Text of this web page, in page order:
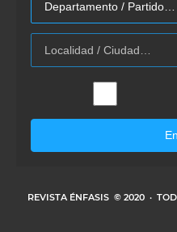
REVISTA ÉNFASIS © 2020 ·